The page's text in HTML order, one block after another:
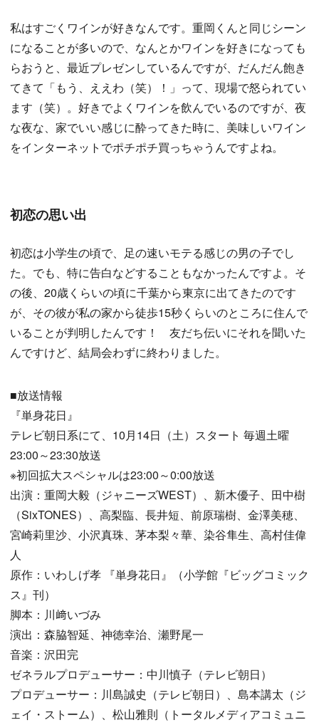
私はすごくワインが好きなんです。重岡くんと同じシーン
になることが多いので、なんとかワインを好きになっても
らおうと、最近プレゼンしているんですが、だんだん飽き
てきて「もう、ええわ（笑）！」って、現場で怒られてい
ます（笑）。好きでよくワインを飲んでいるのですが、夜
な夜な、家でいい感じに酔ってきた時に、美味しいワイン
をインターネットでポチポチ買っちゃうんですよね。
初恋の思い出
初恋は小学生の頃で、足の速いモテる感じの男の子でし
た。でも、特に告白などすることもなかったんですよ。そ
の後、20歳くらいの頃に千葉から東京に出てきたのです
が、その彼が私の家から徒歩15秒くらいのところに住んで
いることが判明したんです！ 友だち伝いにそれを聞いた
んですけど、結局会わずに終わりました。
■放送情報
『単身花日』
テレビ朝日系にて、10月14日（土）スタート 毎週土曜
23:00～23:30放送
※初回拡大スペシャルは23:00～0:00放送
出演：重岡大毅（ジャニーズWEST）、新木優子、田中樹
（SixTONES）、高梨臨、長井短、前原瑞樹、金澤美穂、
宮崎莉里沙、小沢真珠、茅本梨々華、染谷隼生、高村佳偉
人
原作：いわしげ孝 『単身花日』（小学館『ビッグコミック
ス』刊）
脚本：川﨑いづみ
演出：森脇智延、神徳幸治、瀬野尾一
音楽：沢田完
ゼネラルプロデューサー：中川慎子（テレビ朝日）
プロデューサー：川島誠史（テレビ朝日）、島本講太（ジ
ェイ・ストーム）、松山雅則（トータルメディアコミュニ